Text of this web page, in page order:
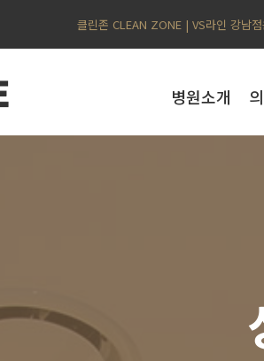
클린존 CLEAN ZONE | VS라인 강남
병원소개